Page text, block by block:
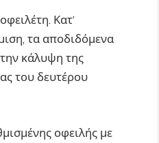
Κατ’
τα αποδιδόμενα
κάλυψη της
του δευτέρου
οφειλής με